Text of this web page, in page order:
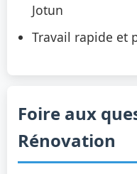
Jotun
Travail rapide et
Foire aux
Rénovation